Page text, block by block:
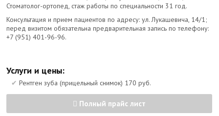
Стоматолог-ортопед, стаж работы по специальности 31 год.
Консультация и прием пациентов по адресу: ул. Лукашевича, 14/1;
перед визитом обязательна предварительная запись по телефону:
+7 (951) 401-96-96.
Услуги и цены:
Рентген зуба (прицельный снимок) 170 руб.
Полный прайс лист